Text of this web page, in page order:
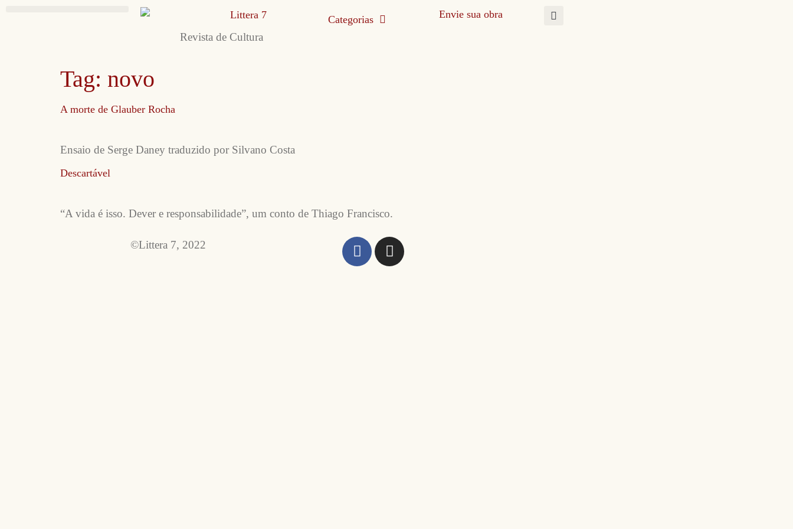
Revista de Cultura
Categorias Envie sua obra
Tag: novo
A morte de Glauber Rocha
Ensaio de Serge Daney traduzido por Silvano Costa
Descartável
“A vida é isso. Dever e responsabilidade”, um conto de Thiago Francisco.
©Littera 7, 2022